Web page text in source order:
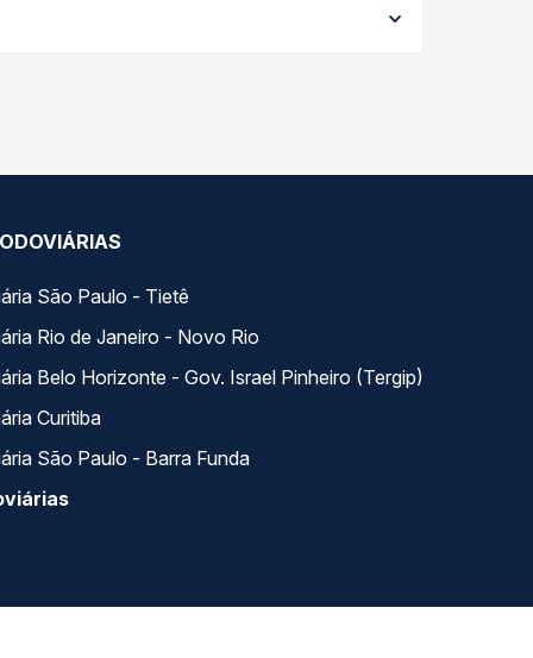
garante a melhor oferta para o seu roteiro.
São Paulo - Tietê
Rio de Janeiro - Novo Rio
Belo Horizonte - Gov. Israel Pinheiro (Tergip)
Curitiba
São Paulo - Barra Funda